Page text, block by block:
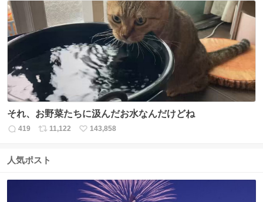
数
ス
ト
数
ね
数
それ、お野菜たちに汲んだお水なんだけどね
返
数
419
リ
ス
11,122
い
143,858
人気ポスト